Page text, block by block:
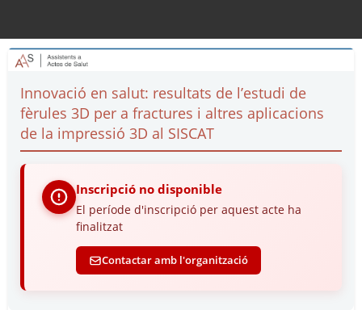
Innovació en salut: resultats de l’estudi de
fèrules 3D per a fractures i altres aplicacions
de la impressió 3D al SISCAT
Inscripció no disponible
El període d'inscripció per aquest acte ha
finalitzat
Contactar amb l'organització